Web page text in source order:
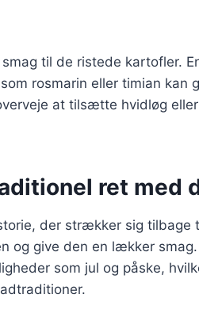
til de ristede kartofler.
rosmarin eller timian kan
at tilsætte hvidløg
ret med
der strækker sig tilbage
og give den en lækker
som jul og påske,